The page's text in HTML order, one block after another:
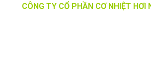
CÔNG TY CỔ PHẦN CƠ NHIỆT